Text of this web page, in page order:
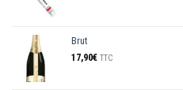
Brut
17,90€ TTC